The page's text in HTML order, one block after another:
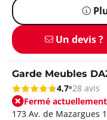
Un devis ?
Garde Meubles
4,7 28 avis
Fermé
173 Av. de Mazargues